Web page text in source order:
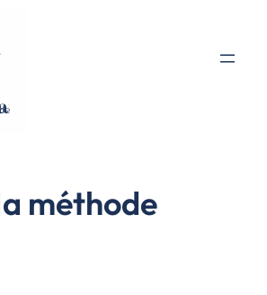
méthode